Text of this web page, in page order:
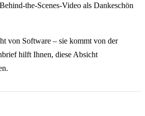
the-Scenes-Video als Dankeschön
von Software – sie kommt von der
hilft Ihnen, diese Absicht